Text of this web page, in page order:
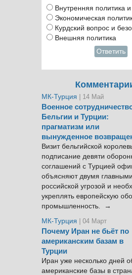
Внутренняя политика
Экономическая
Курдский вопрос и
Внешняя политика
Ответить
МК-Турция | 14 Май
Военное
Бельгии и Турции:
прагматизм или
вынужденное
Визит бельгийской
подписание девяти
соглашений с Турцией
объясняют двумя
российской угрозой и
укреплять европейскую
промышленность. →
МК-Турция
| 04 Март
Почему Иран не бьёт по
американским базам в
Турции
Иран уже несколько дней
американские базы в